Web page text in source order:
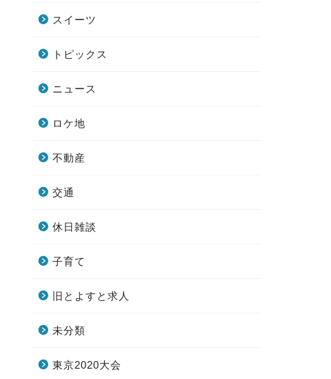
スイーツ
トピックス
ニュース
ロケ地
不動産
交通
休日雑談
子育て
旧とよすと求人
未分類
東京2020大会